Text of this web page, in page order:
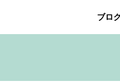
ブロ
のクレーター）
ニキビ痕の